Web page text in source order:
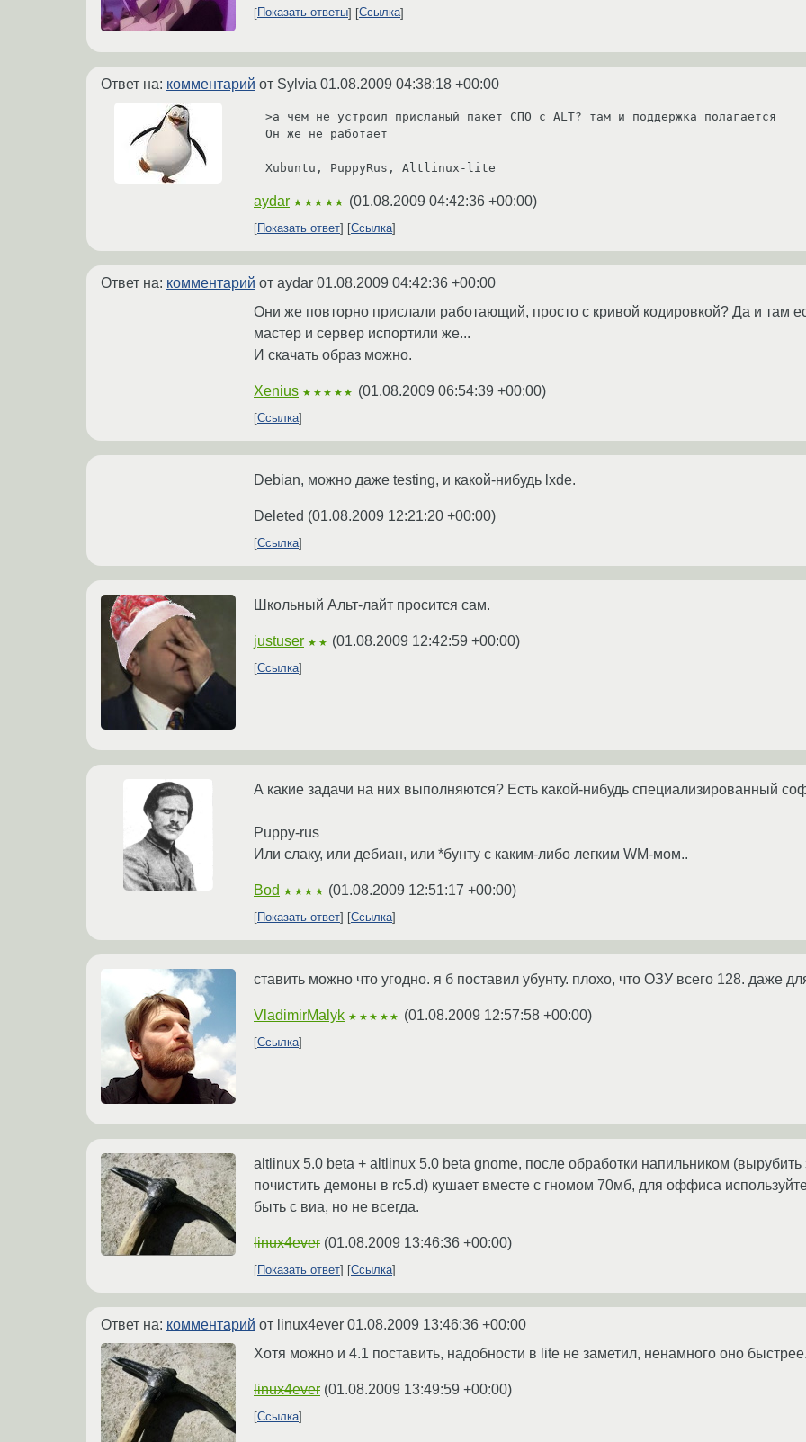
Показать ответы Ссылка
Ответ на: комментарий от Sylvia 01.08.2009 04:38:18 +00:00
>а чем не устроил присланый пакет СПО с ALT? там и поддержка полагается
Он же не работает
Xubuntu, PuppyRus, Altlinux-lite
aydar ★★★★★ (01.08.2009 04:42:36 +00:00)
Показать ответ Ссылка
Ответ на: комментарий от aydar 01.08.2009 04:42:36 +00:00
Они же повторно прислали работающий, просто с кривой кодировкой? Да и там
мастер и сервер испортили же...
И скачать образ можно.
Xenius ★★★★★ (01.08.2009 06:54:39 +00:00)
Ссылка
Debian, можно даже testing, и какой-нибудь lxde.
Deleted (01.08.2009 12:21:20 +00:00)
Ссылка
Школьный Альт-лайт просится сам.
justuser ★★ (01.08.2009 12:42:59 +00:00)
Ссылка
А какие задачи на них выполняются? Есть какой-нибудь специализированный
Puppy-rus
Или слаку, или дебиан, или *бунту с каким-либо легким WM-мом..
Bod ★★★★ (01.08.2009 12:51:17 +00:00)
Показать ответ Ссылка
ставить можно что угодно. я б поставил убунту. плохо, что ОЗУ всего 128. даже
VladimirMalyk ★★★★★ (01.08.2009 12:57:58 +00:00)
Ссылка
altlinux 5.0 beta + altlinux 5.0 beta gnome, после обработки напильником
почистить демоны в rc5.d) кушает вместе с гномом 70мб, для оффиса
быть с виа, но не всегда.
linux4ever (01.08.2009 13:46:36 +00:00)
Показать ответ Ссылка
Ответ на: комментарий от linux4ever 01.08.2009 13:46:36 +00:00
Хотя можно и 4.1 поставить, надобности в lite не заметил, ненамного оно
linux4ever (01.08.2009 13:49:59 +00:00)
Ссылка